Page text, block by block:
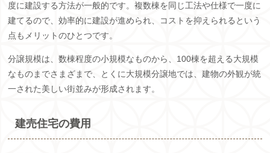
度に建設する方法が一般的です。複数棟を同じ工法や仕様で一度に
建てるので、効率的に建設が進められ、コストを抑えられるという
点もメリットのひとつです。
分譲規模は、数棟程度の小規模なものから、100棟を超える大規模
なものまでさまざまで、とくに大規模分譲地では、建物の外観が統
一された美しい街並みが形成されます。
建売住宅の費用